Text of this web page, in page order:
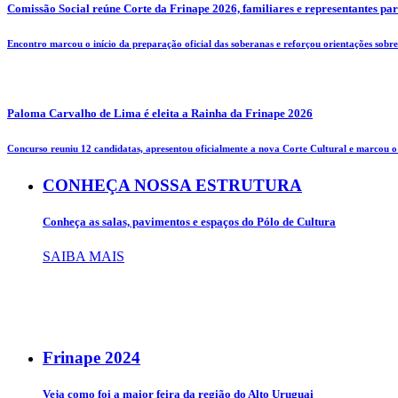
Comissão Social reúne Corte da Frinape 2026, familiares e representantes
Encontro marcou o início da preparação oficial das soberanas e reforçou orientações
Paloma Carvalho de Lima é eleita a Rainha da Frinape 2026
Concurso reuniu 12 candidatas, apresentou oficialmente a nova Corte Cultural e marcou
CONHEÇA NOSSA ESTRUTURA
Conheça as salas, pavimentos e espaços do Pólo de Cultura
SAIBA MAIS
Frinape 2024
Veja como foi a maior feira da região do Alto Uruguai